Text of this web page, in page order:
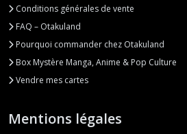
Conditions générales de vente
FAQ – Otakuland
Pourquoi commander chez Otakuland
Box Mystère Manga, Anime & Pop Culture
Vendre mes cartes
Mentions légales